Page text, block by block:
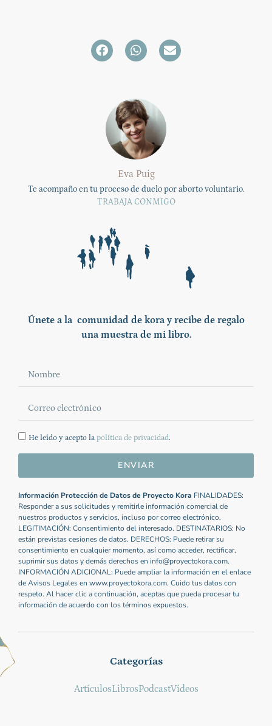
Eva Puig
Te acompaño en tu proceso de duelo por aborto voluntario.
TRABAJA CONMIGO
Únete a la comunidad de kora y recibe de regalo
una muestra de mi libro.
He leído y acepto la política de privacidad.
ENVIAR
Información Protección de Datos de Proyecto Kora FINALIDADES:
Responder a sus solicitudes y remitirle información comercial de
nuestros productos y servicios, incluso por correo electrónico.
LEGITIMACIÓN: Consentimiento del interesado. DESTINATARIOS: No
están previstas cesiones de datos. DERECHOS: Puede retirar su
consentimiento en cualquier momento, así como acceder, rectificar,
suprimir sus datos y demás derechos en info@proyectokora.com.
INFORMACIÓN ADICIONAL: Puede ampliar la información en el enlace
de Avisos Legales en www.proyectokora.com. Cuido tus datos con
respeto. Al hacer clic a continuación, aceptas que pueda procesar tu
información de acuerdo con los términos expuestos.
Categorías
ArtículosLibrosPodcastVídeos